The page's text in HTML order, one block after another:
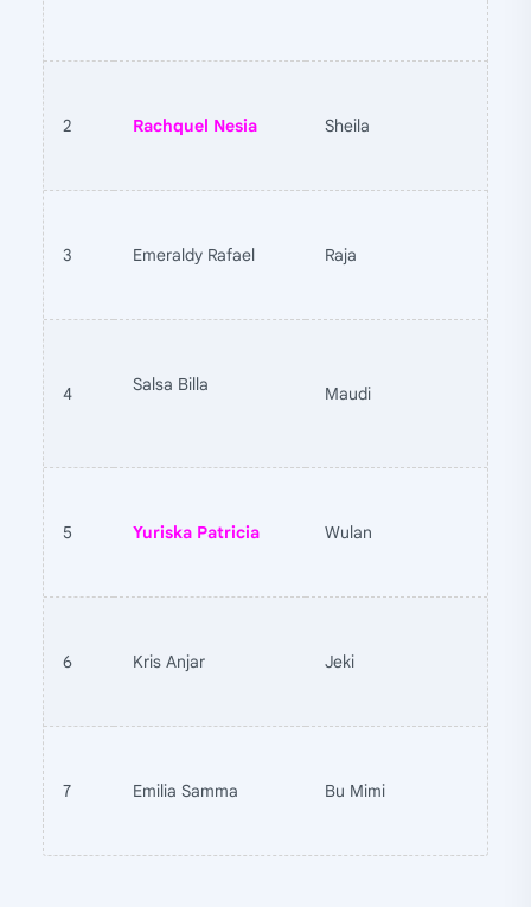
2 Rachquel Nesia Sheila
3 Emeraldy Rafael Raja
4 Salsa Billa Maudi
5 Yuriska Patricia Wulan
6 Kris Anjar Jeki
7 Emilia Samma Bu Mimi